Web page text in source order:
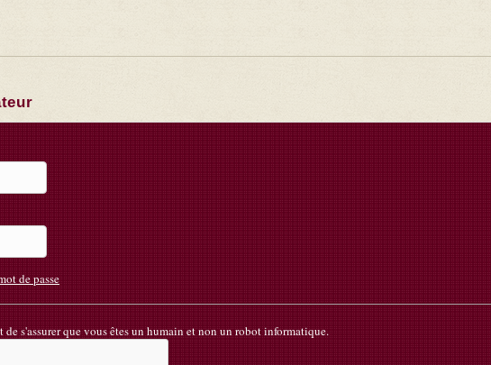
de passe
de s'assurer que vous êtes un humain et non un robot informatique.